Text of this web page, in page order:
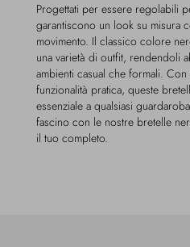
Progettati per essere regolabili
garantiscono un look su misura
movimento. Il classico colore
una varietà di outfit, rendendoli
ambienti casual che formali.
funzionalità pratica, queste
essenziale a qualsiasi
fascino con le nostre bretelle
il tuo completo.